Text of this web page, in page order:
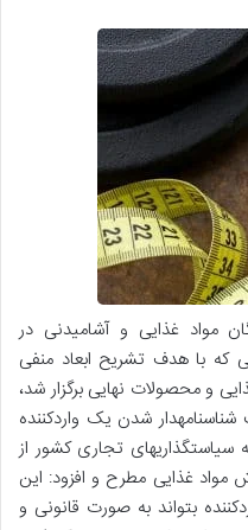
مواد غذایی و آشامیدنی در
که با هدف تشریح ابعاد منفی
و محصولات نهایی برگزار شد،
شدن یک واردکننده
سیاستگذاریهای تجاری کشور از
مواد غذایی مطرح و افزود: این
بتواند به صورت قانونی و